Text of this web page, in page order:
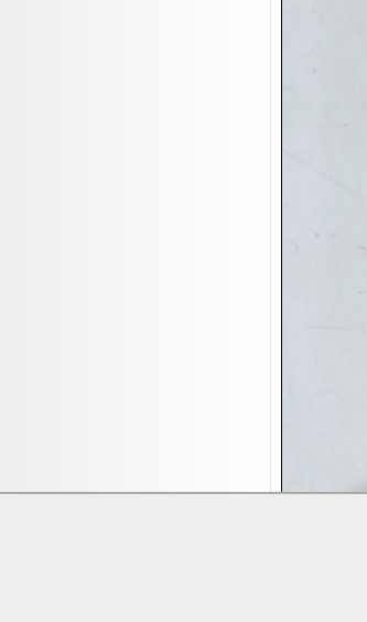
18.08:Bilder Auktion